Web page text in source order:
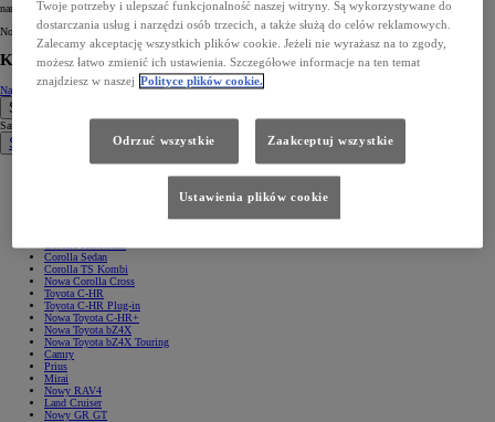
narzędzie Generative AI o stworzenie kilku wariantów designu.
Nowe narzędzie pozwoli przyspieszyć projektowanie samochodów elektrycznych kolejnej generacji.
Kontakt
Napisz do nas
Samochody
Samochody
Samochody osobowe
Corolla Sedan
Corolla TS Kombi
Nowa Corolla Cross
Toyota C-HR
Toyota C-HR Plug-in
Nowa Toyota C-HR+
Nowa Toyota bZ4X
Nowa Toyota bZ4X Touring
Camry
Prius
Mirai
Nowy RAV4
Land Cruiser
Nowy GR GT
Twoje potrzeby i ulepszać funkcjonalność naszej witryny. Są wykorzystywane do
dostarczania usług i narzędzi osób trzecich, a także służą do celów reklamowych.
Zalecamy akceptację wszystkich plików cookie. Jeżeli nie wyrażasz na to zgody,
możesz łatwo zmienić ich ustawienia. Szczegółowe informacje na ten temat
znajdziesz w naszej Polityce plików cookie.
Odrzuć wszystkie Zaakceptuj wszystkie
Ustawienia plików cookie